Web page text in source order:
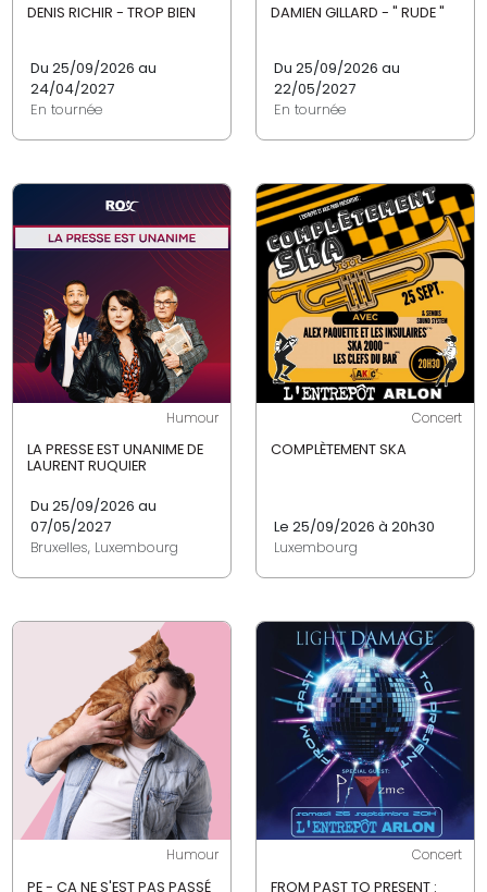
DENIS RICHIR - TROP BIEN
Du 25/09/2026 au
24/04/2027
En tournée
DAMIEN GILLARD - " RUDE "
Du 25/09/2026 au
22/05/2027
En tournée
Humour
LA PRESSE EST UNANIME DE
LAURENT RUQUIER
Du 25/09/2026 au
07/05/2027
Bruxelles, Luxembourg
Concert
COMPLÈTEMENT SKA
Le 25/09/2026 à 20h30
Luxembourg
Humour
PE - ÇA NE S'EST PAS PASSÉ
Concert
FROM PAST TO PRESENT :